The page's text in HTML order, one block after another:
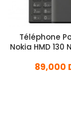
Téléphone
Nokia HMD 130
89,000